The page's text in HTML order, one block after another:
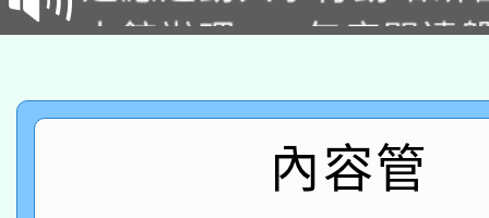
招)
本館辦理115年度閱讀
A3數位素養講師名單
「數位內容與教學軟
內容管